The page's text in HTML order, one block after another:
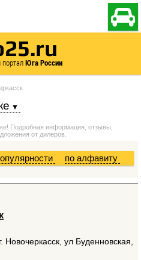

Юга России
Подробная информация, отзывы,
от дилеров.
по алфавиту
Новочеркасск, ул Буденновская,